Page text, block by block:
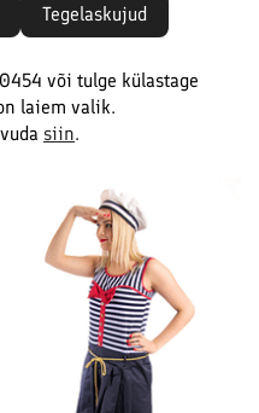
Tegelaskujud
või tulge külastage
laiem valik.
siin.